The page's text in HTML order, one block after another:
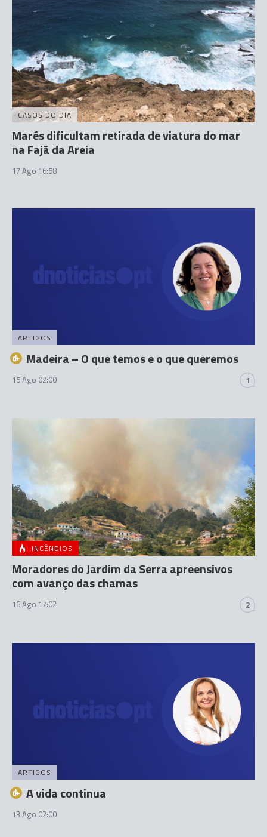
CASOS DO DIA
Marés dificultam retirada de viatura do mar
na Fajã da Areia
17 Ago 16:58
ARTIGOS
Madeira – O que temos e o que queremos
15 Ago 02:00 1
INCÊNDIOS
Moradores do Jardim da Serra apreensivos
com avanço das chamas
16 Ago 17:02 2
ARTIGOS
A vida continua
13 Ago 02:00